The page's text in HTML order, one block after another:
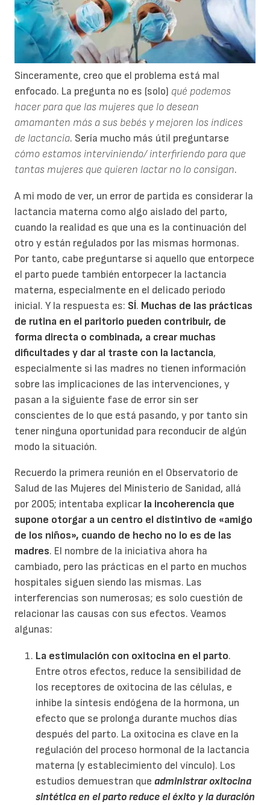
Sinceramente, creo que el problema está mal
enfocado. La pregunta no es (solo) qué podemos
hacer para que las mujeres que lo desean
amamanten más a sus bebés y mejoren los índices
de lactancia. Sería mucho más útil preguntarse
cómo estamos interviniendo/ interfiriendo para que
tantas mujeres que quieren lactar no lo consigan.
A mi modo de ver, un error de partida es considerar la
lactancia materna como algo aislado del parto,
cuando la realidad es que una es la continuación del
otro y están regulados por las mismas hormonas.
Por tanto, cabe preguntarse si aquello que entorpece
el parto puede también entorpecer la lactancia
materna, especialmente en el delicado periodo
inicial. Y la respuesta es: SÍ. Muchas de las prácticas
de rutina en el paritorio pueden contribuir, de
forma directa o combinada, a crear muchas
dificultades y dar al traste con la lactancia,
especialmente si las madres no tienen información
sobre las implicaciones de las intervenciones, y
pasan a la siguiente fase de error sin ser
conscientes de lo que está pasando, y por tanto sin
tener ninguna oportunidad para reconducir de algún
modo la situación.
Recuerdo la primera reunión en el Observatorio de
Salud de las Mujeres del Ministerio de Sanidad, allá
por 2005; intentaba explicar la incoherencia que
supone otorgar a un centro el distintivo de «amigo
de los niños», cuando de hecho no lo es de las
madres. El nombre de la iniciativa ahora ha
cambiado, pero las prácticas en el parto en muchos
hospitales siguen siendo las mismas. Las
interferencias son numerosas; es solo cuestión de
relacionar las causas con sus efectos. Veamos
algunas:
La estimulación con oxitocina en el parto.
Entre otros efectos, reduce la sensibilidad de
los receptores de oxitocina de las células, e
inhibe la síntesis endógena de la hormona, un
efecto que se prolonga durante muchos días
después del parto. La oxitocina es clave en la
regulación del proceso hormonal de la lactancia
materna (y establecimiento del vínculo). Los
estudios demuestran queadministrar oxitocina
sintética en el parto reduce el éxito y la duración